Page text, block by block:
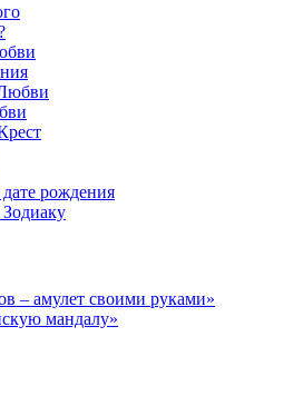
рождения
– амулет своими руками»
мандалу»